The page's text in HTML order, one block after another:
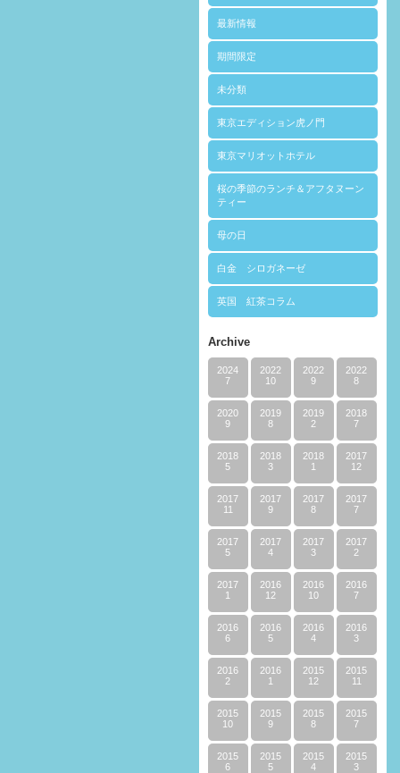
最新情報
期間限定
未分類
東京エディション虎ノ門
東京マリオットホテル
桜の季節のランチ＆アフタヌーン
ティー
母の日
白金 シロガネーゼ
英国 紅茶コラム
Archive
2024
7
2022
10
2022
9
2022
8
2020
9
2019
8
2019
2
2018
7
2018
5
2018
3
2018
1
2017
12
2017
11
2017
9
2017
8
2017
7
2017
5
2017
4
2017
3
2017
2
2017
1
2016
12
2016
10
2016
7
2016
6
2016
5
2016
4
2016
3
2016
2
2016
1
2015
12
2015
11
2015
10
2015
9
2015
8
2015
7
2015
6
2015
5
2015
4
2015
3